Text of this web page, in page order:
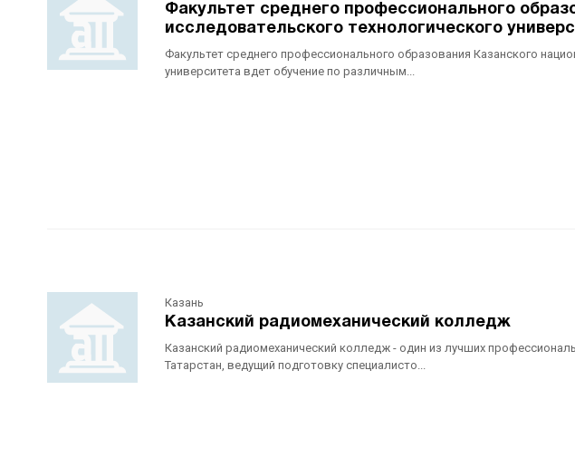
Факультет среднего профессионального
исследовательского технологического
Факультет среднего профессионального образования Казанского
университета вдет обучение по различным...
Казань
Казанский радиомеханический колледж
Казанский радиомеханический колледж - один из лучших
Татарстан, ведущий подготовку специалисто...